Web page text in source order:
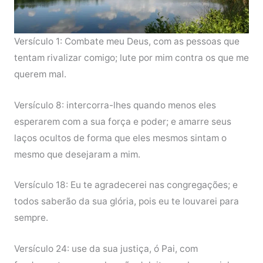
Versículo 1: Combate meu Deus, com as pessoas que
tentam rivalizar comigo; lute por mim contra os que me
querem mal.
Versículo 8: intercorra-lhes quando menos eles
esperarem com a sua força e poder; e amarre seus
laços ocultos de forma que eles mesmos sintam o
mesmo que desejaram a mim.
Versículo 18: Eu te agradecerei nas congregações; e
todos saberão da sua glória, pois eu te louvarei para
sempre.
Versículo 24: use da sua justiça, ó Pai, com